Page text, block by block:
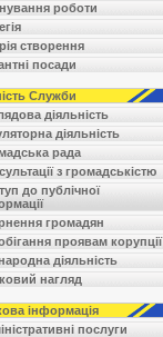
роботи
створення
посади
Служби
діяльність
діяльність
рада
з громадськістю
до публічної
громадян
проявам корупції
діяльність
нагляд
інформація
послуги